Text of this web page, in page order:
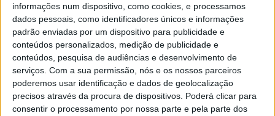
informações num dispositivo, como cookies, e processamos
dados pessoais, como identificadores únicos e informações
padrão enviadas por um dispositivo para publicidade e
conteúdos personalizados, medição de publicidade e
conteúdos, pesquisa de audiências e desenvolvimento de
serviços. Com a sua permissão, nós e os nossos parceiros
poderemos usar identificação e dados de geolocalização
precisos através da procura de dispositivos. Poderá clicar para
consentir o processamento por nossa parte e pela parte dos
ponto somado peloMortágua.
NaSérie B, os cinfanenses perderam em casa por 1-0
frente ao Leça, líder do campeonato, e caíram para a 6.ª
posição da geral.
Mais a Sul, naSérie C, o Mortágua somou mais um ponto,